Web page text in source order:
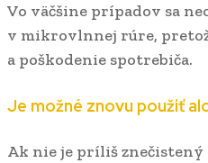
Vo väčšine prípadov sa
v mikrovlnnej rúre,
a poškodenie spotrebiča.
Je možné znovu použiť
Ak nie je príliš znečistený